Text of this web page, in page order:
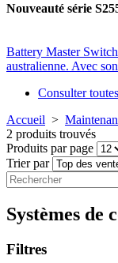
Nouveauté série
Battery Master
australienne. Avec
Consulter
Accueil >
2 produits trouvés
Produits par page
Trier par
Systèmes de
Filtres